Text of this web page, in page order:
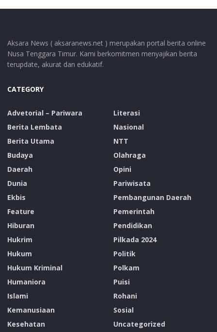
Aksara News ( aksaranews.net ) merupakan portal berita online
Nusa Tenggara Timur. Kami berkomitmen menyajikan berita
terupdate, akurat dan edukatif.
CATEGORY
Advetorial – Pariwara
Berita Lembata
Berita Utama
Budaya
Daerah
Dunia
Ekbis
Feature
Hiburan
Hukrim
Hukum
Hukum Kriminal
Humaniora
Islami
Kemanusiaan
Kesehatan
Literasi
Nasional
NTT
Olahraga
Opini
Pariwisata
Pembangunan Daerah
Pemerintah
Pendidikan
Pilkada 2024
Politik
Polkam
Puisi
Rohani
Sosial
Uncategorized